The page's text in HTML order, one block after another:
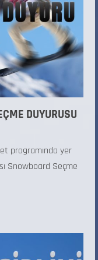
DUYURUSU
programında yer
Snowboard Seçme